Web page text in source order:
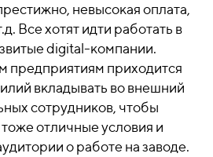
невысокая оплата,
Все хотят идти работать в
digital-компании.
предприятиям приходится
вкладывать во внешний
сотрудников, чтобы
тоже отличные условия и
о работе на заводе.